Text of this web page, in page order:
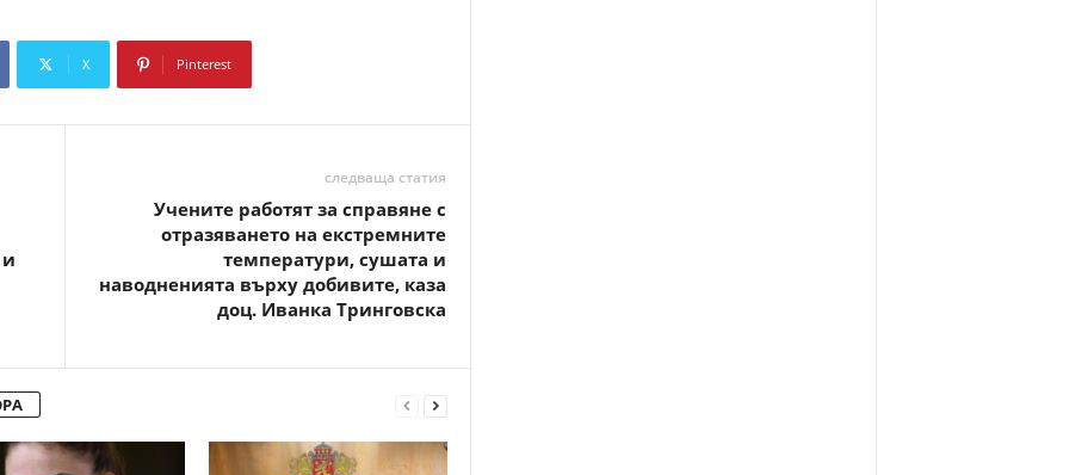
X Pinterest
следваща статия
Учените работят за справяне с
отразяването на екстремните
температури, сушата и
наводненията върху добивите, каза
доц. Иванка Тринговска